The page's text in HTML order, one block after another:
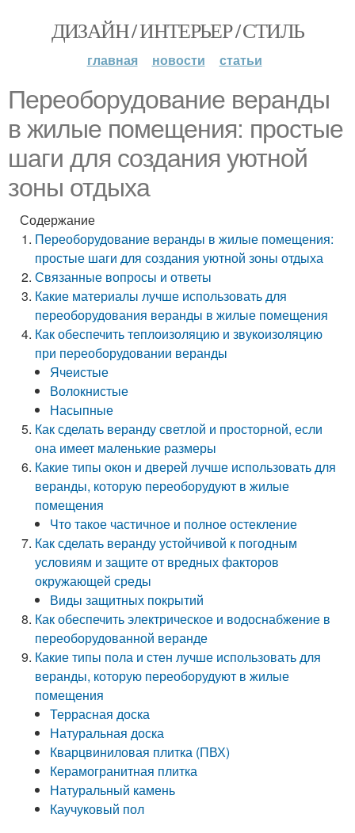
ДИЗАЙН / ИНТЕРЬЕР / СТИЛЬ
главная новости статьи
Переоборудование веранды
в жилые помещения: простые
шаги для создания уютной
зоны отдыха
Содержание
Переоборудование веранды в жилые помещения:
простые шаги для создания уютной зоны отдыха
Связанные вопросы и ответы
Какие материалы лучше использовать для
переоборудования веранды в жилые помещения
Как обеспечить теплоизоляцию и звукоизоляцию
при переоборудовании веранды
Ячеистые
Волокнистые
Насыпные
Как сделать веранду светлой и просторной, если
она имеет маленькие размеры
Какие типы окон и дверей лучше использовать для
веранды, которую переоборудуют в жилые
помещения
Что такое частичное и полное остекление
Как сделать веранду устойчивой к погодным
условиям и защите от вредных факторов
окружающей среды
Виды защитных покрытий
Как обеспечить электрическое и водоснабжение в
переоборудованной веранде
Какие типы пола и стен лучше использовать для
веранды, которую переоборудуют в жилые
помещения
Террасная доска
Натуральная доска
Кварцвиниловая плитка (ПВХ)
Керамогранитная плитка
Натуральный камень
Каучуковый пол